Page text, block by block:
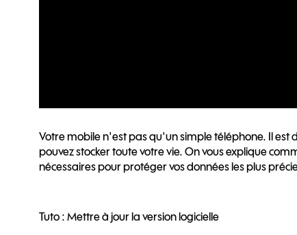
Votre mobile n'est pas qu'un simple téléphone. Il est
pouvez stocker toute votre vie. On vous explique
nécessaires pour protéger vos données les plus
Tuto : Mettre à jour la version logicielle